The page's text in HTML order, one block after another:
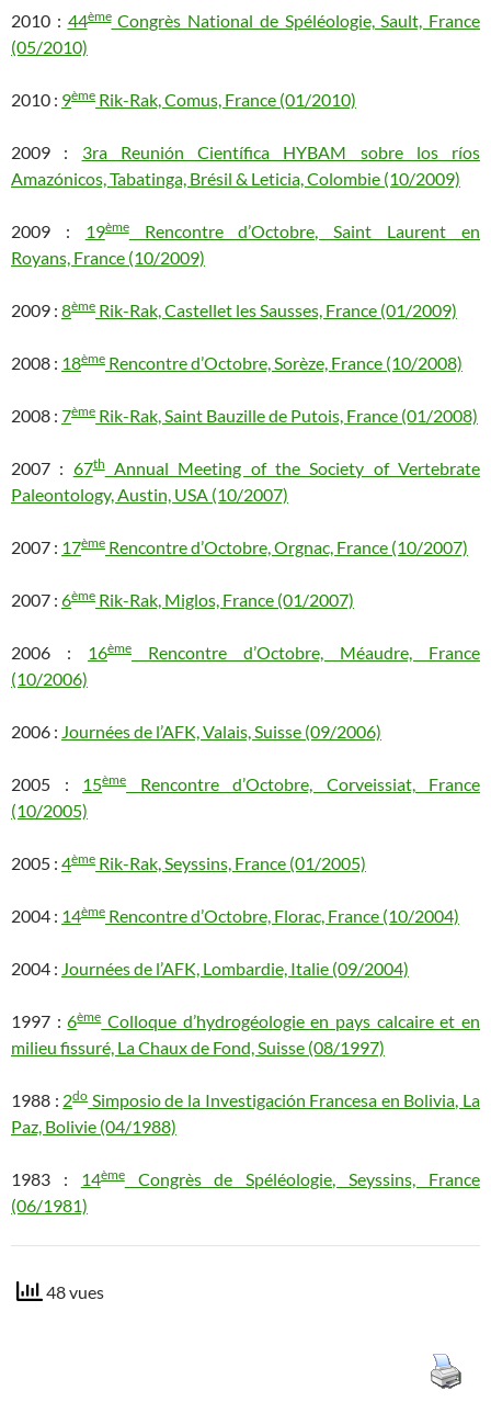
2010 : 44èmeCongrès National de Spéléologie, Sault, France
(05/2010)
2010 : 9ème Rik-Rak, Comus, France (01/2010)
2009 : 3ra Reunión Científica HYBAM sobre los ríos
Amazónicos, Tabatinga, Brésil & Leticia, Colombie (10/2009)
2009 : 19èmeRencontre d’Octobre, Saint Laurent en
Royans, France (10/2009)
2009 : 8ème Rik-Rak, Castellet les Sausses, France (01/2009)
2008 : 18ème Rencontre d’Octobre, Sorèze, France (10/2008)
2008 : 7ème Rik-Rak, Saint Bauzille de Putois, France (01/2008)
2007 : 67thAnnual Meeting of the Society of Vertebrate
Paleontology, Austin, USA (10/2007)
2007 : 17ème Rencontre d’Octobre, Orgnac, France (10/2007)
2007 : 6ème Rik-Rak, Miglos, France (01/2007)
2006 : 16ème
Rencontre d’Octobre, Méaudre, France
(10/2006)
2006 : Journées de l’AFK, Valais, Suisse (09/2006)
2005 : 15ème
Rencontre d’Octobre, Corveissiat, France
(10/2005)
2005 : 4ème Rik-Rak, Seyssins, France (01/2005)
2004 : 14ème Rencontre d’Octobre, Florac, France (10/2004)
2004 : Journées de l’AFK, Lombardie, Italie (09/2004)
1997 :6èmeColloque d’hydrogéologie en pays calcaire et en
milieu fissuré, La Chaux de Fond, Suisse (08/1997)
1988 : 2doSimposio de la Investigación Francesa en Bolivia, La
Paz, Bolivie (04/1988)
1983 : 14èmeCongrès de Spéléologie, Seyssins, France
(06/1981)
48 vues